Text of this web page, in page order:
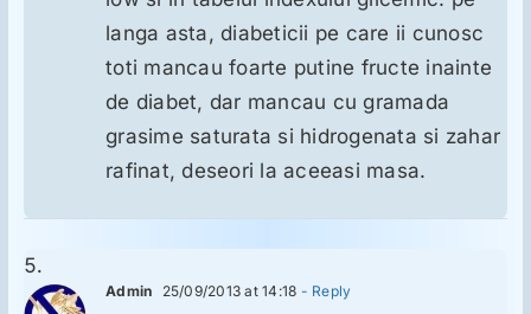
langa asta, diabeticii pe care ii cunosc
toti mancau foarte putine fructe inainte
de diabet, dar mancau cu gramada
grasime saturata si hidrogenata si zahar
rafinat, deseori la aceeasi masa.
Admin 25/09/2013 at 14:18 - Reply